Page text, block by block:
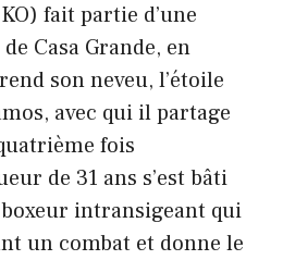
fait partie d’une
Casa Grande, en
son neveu, l’étoile
avec qui il partage
fois
de 31 ans s’est bâti
intransigeant qui
un combat et donne le